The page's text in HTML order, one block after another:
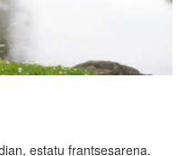
estatu frantsesarena.